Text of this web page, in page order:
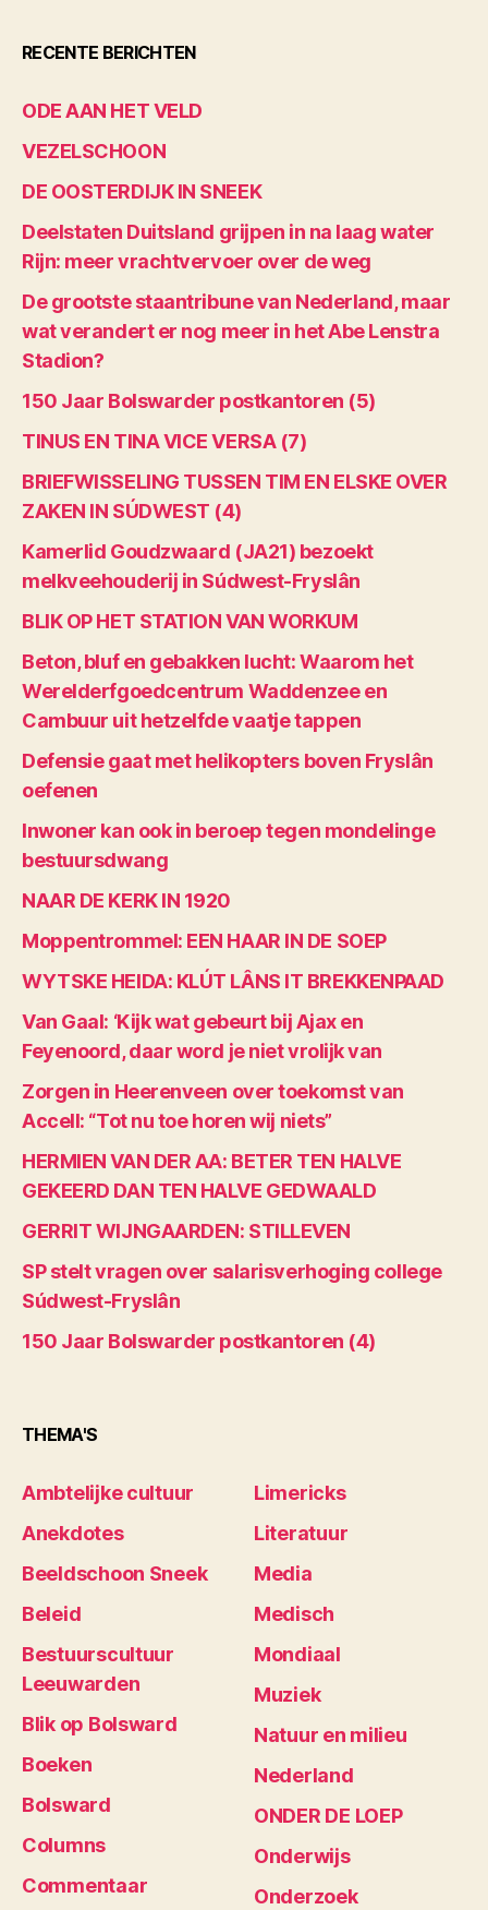
RECENTE BERICHTEN
ODE AAN HET VELD
VEZELSCHOON
DE OOSTERDIJK IN SNEEK
Deelstaten Duitsland grijpen in na laag water
Rijn: meer vrachtvervoer over de weg
De grootste staantribune van Nederland, maar
wat verandert er nog meer in het Abe Lenstra
Stadion?
150 Jaar Bolswarder postkantoren (5)
TINUS EN TINA VICE VERSA (7)
BRIEFWISSELING TUSSEN TIM EN ELSKE OVER
ZAKEN IN SÚDWEST (4)
Kamerlid Goudzwaard (JA21) bezoekt
melkveehouderij in Súdwest-Fryslân
BLIK OP HET STATION VAN WORKUM
Beton, bluf en gebakken lucht: Waarom het
Werelderfgoedcentrum Waddenzee en
Cambuur uit hetzelfde vaatje tappen
Defensie gaat met helikopters boven Fryslân
oefenen
Inwoner kan ook in beroep tegen mondelinge
bestuursdwang
NAAR DE KERK IN 1920
Moppentrommel: EEN HAAR IN DE SOEP
WYTSKE HEIDA: KLÚT LÂNS IT BREKKENPAAD
Van Gaal: ‘Kijk wat gebeurt bij Ajax en
Feyenoord, daar word je niet vrolijk van
Zorgen in Heerenveen over toekomst van
Accell: “Tot nu toe horen wij niets”
HERMIEN VAN DER AA: BETER TEN HALVE
GEKEERD DAN TEN HALVE GEDWAALD
GERRIT WIJNGAARDEN: STILLEVEN
SP stelt vragen over salarisverhoging college
Súdwest-Fryslân
150 Jaar Bolswarder postkantoren (4)
THEMA'S
Ambtelijke cultuur
Anekdotes
Beeldschoon Sneek
Beleid
Bestuurscultuur
Leeuwarden
Blik op Bolsward
Boeken
Bolsward
Columns
Commentaar
Limericks
Literatuur
Media
Medisch
Mondiaal
Muziek
Natuur en milieu
Nederland
ONDER DE LOEP
Onderwijs
Onderzoek